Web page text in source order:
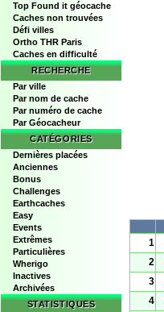
Top Found it géocache
Caches non trouvées
Défi villes
Ortho THR Paris
Caches en difficulté
RECHERCHE
Par ville
Par nom de cache
Par numéro de cache
Par Géocacheur
CATÉGORIES
Dernières placées
Anciennes
Bonus
Challenges
Earthcaches
Easy
Events
Extrêmes
Particulières
Wherigo
Inactives
Archivées
STATISTIQUES
1
2
3
4